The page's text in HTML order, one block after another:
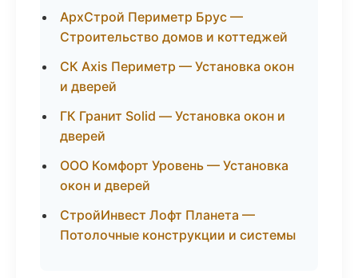
АрхСтрой Периметр Брус —
Строительство домов и коттеджей
СК Axis Периметр — Установка окон
и дверей
ГК Гранит Solid — Установка окон и
дверей
ООО Комфорт Уровень — Установка
окон и дверей
СтройИнвест Лофт Планета —
Потолочные конструкции и системы